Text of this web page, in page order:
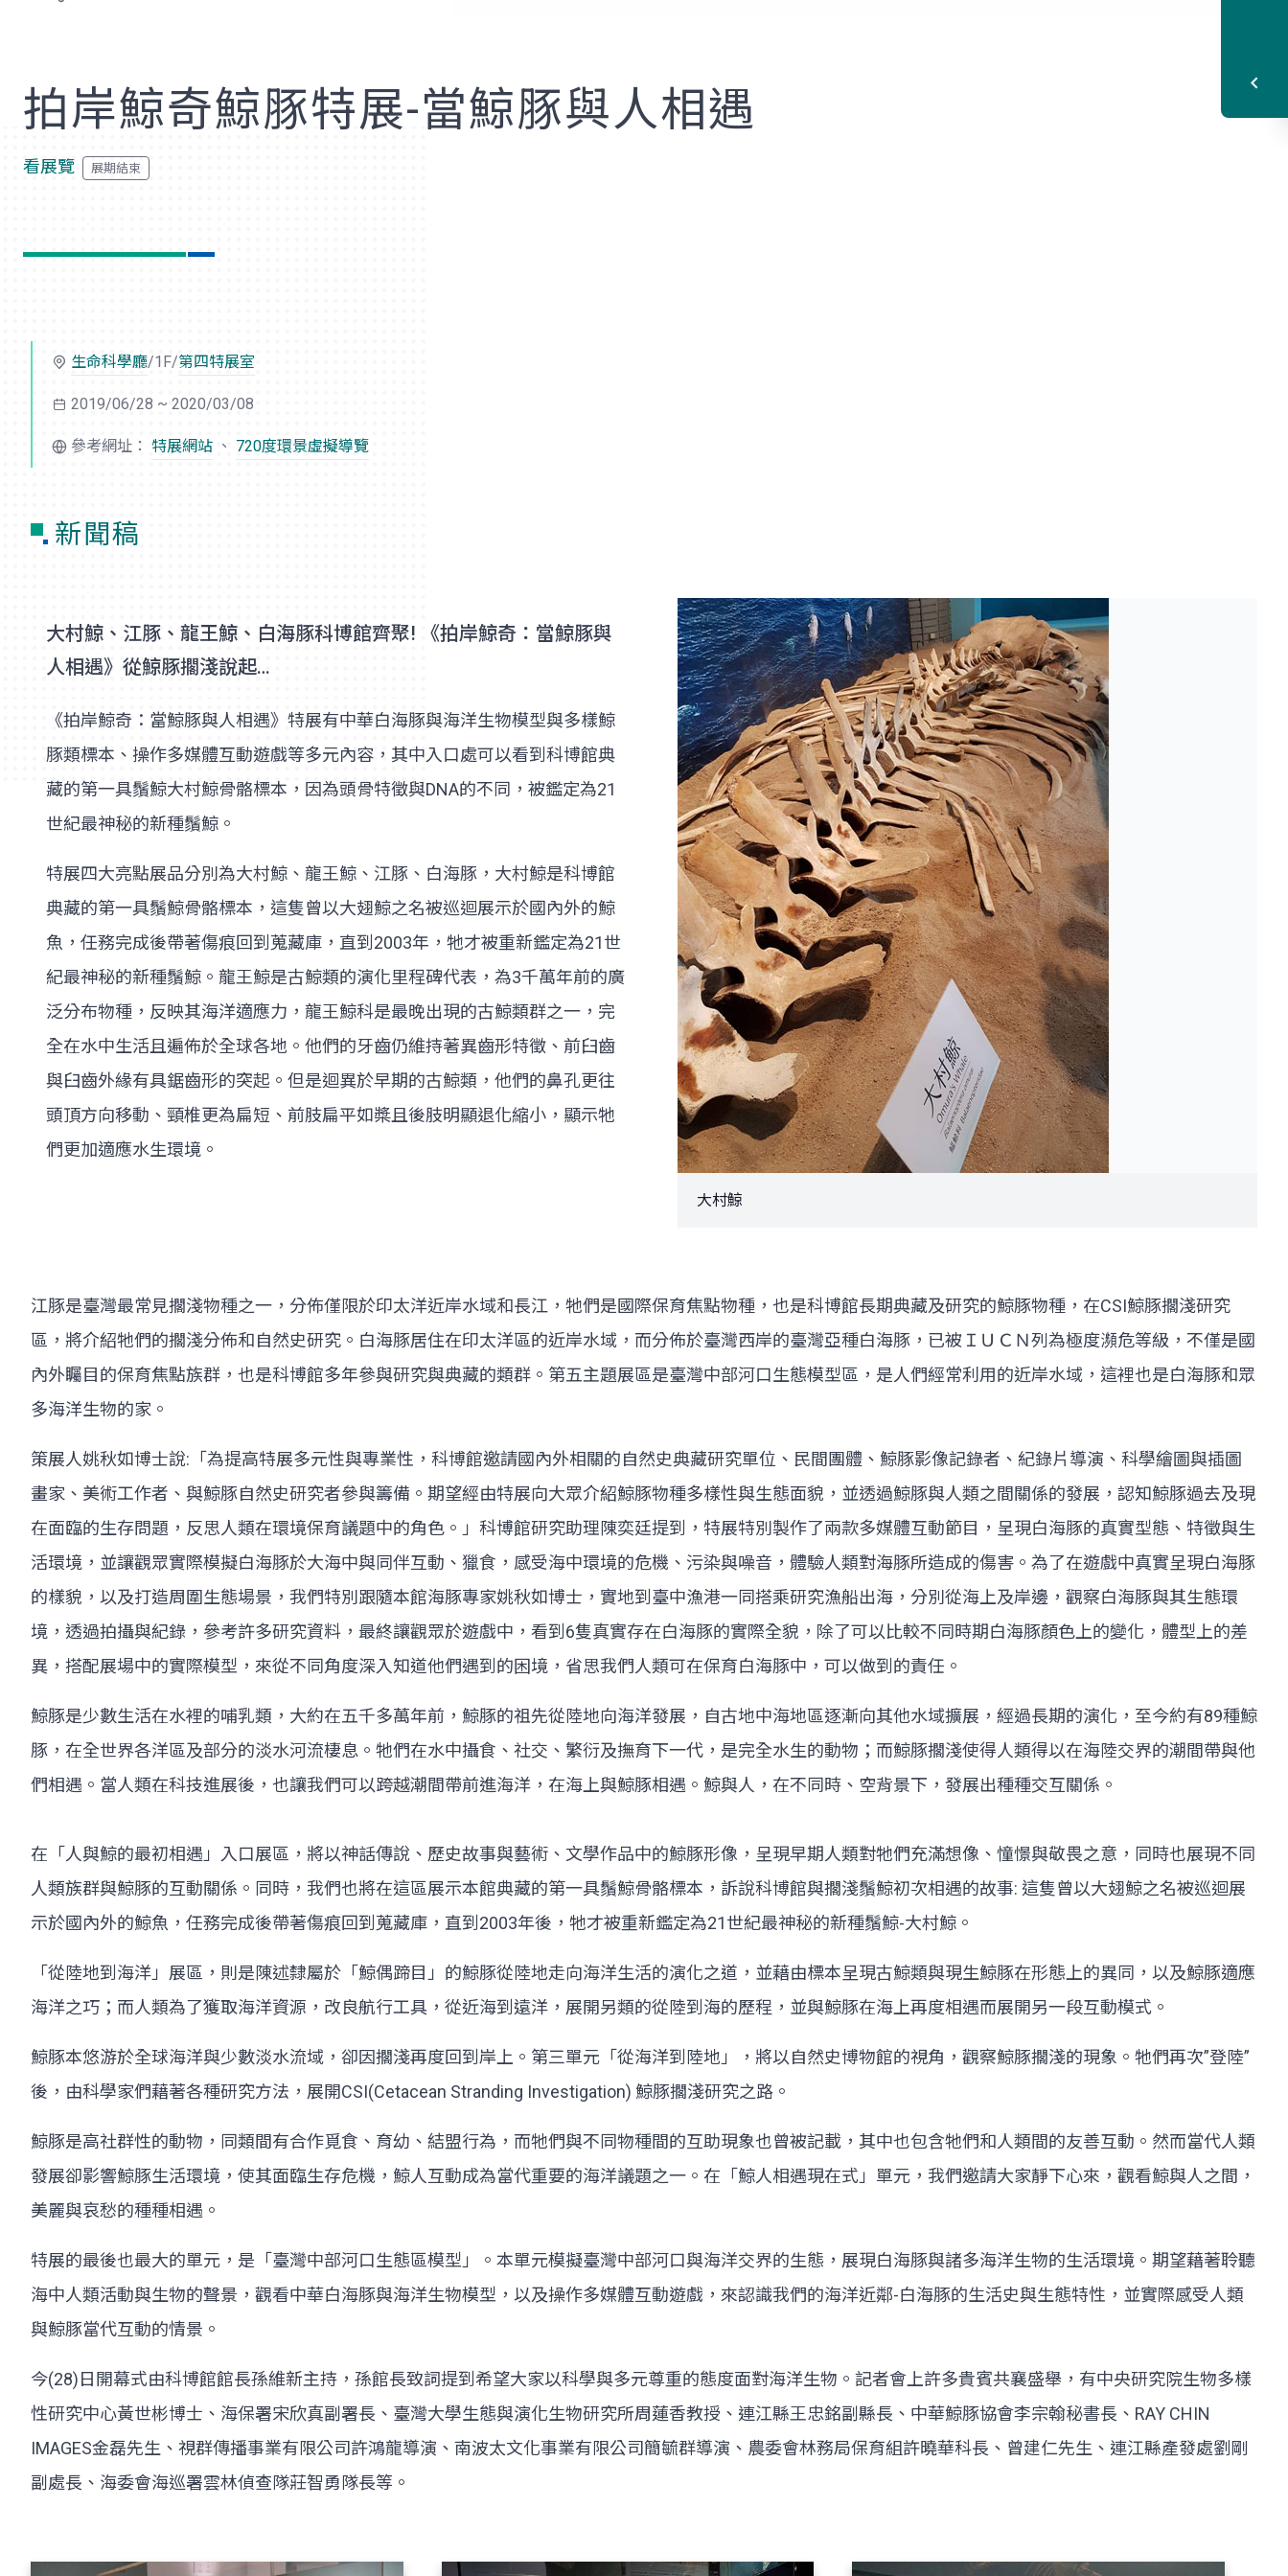
拍岸鯨奇鯨豚特展-當鯨豚與人相遇
看展覽
生命科學廳/1F/第四特展室
2019/06/28 ~ 2020/03/08
參考網址： 特展網站 、 720度環景虛擬導覽
新聞稿
大村鯨、江豚、龍王鯨、白海豚科博館齊聚! 《拍岸鯨奇：當鯨豚與
人相遇》從鯨豚擱淺說起…
《拍岸鯨奇：當鯨豚與人相遇》特展有中華白海豚與海洋生物模型與多樣鯨
豚類標本、操作多媒體互動遊戲等多元內容，其中入口處可以看到科博館典
藏的第一具鬚鯨大村鯨骨骼標本，因為頭骨特徵與DNA的不同，被鑑定為21
世紀最神秘的新種鬚鯨。
特展四大亮點展品分別為大村鯨、龍王鯨、江豚、白海豚，大村鯨是科博館
典藏的第一具鬚鯨骨骼標本，這隻曾以大翅鯨之名被巡迴展示於國內外的鯨
魚，任務完成後帶著傷痕回到蒐藏庫，直到2003年，牠才被重新鑑定為21世
紀最神秘的新種鬚鯨。龍王鯨是古鯨類的演化里程碑代表，為3千萬年前的廣
泛分布物種，反映其海洋適應力，龍王鯨科是最晚出現的古鯨類群之一，完
全在水中生活且遍佈於全球各地。他們的牙齒仍維持著異齒形特徵、前臼齒
與臼齒外緣有具鋸齒形的突起。但是迴異於早期的古鯨類，他們的鼻孔更往
頭頂方向移動、頸椎更為扁短、前肢扁平如槳且後肢明顯退化縮小，顯示牠
們更加適應水生環境。
大村鯨
江豚是臺灣最常見擱淺物種之一，分佈僅限於印太洋近岸水域和長江，牠們是國際保育焦點物種，也是科博館長期典藏及研究的鯨豚物種，在CSI鯨豚擱淺研究
區，將介紹牠們的擱淺分佈和自然史研究。白海豚居住在印太洋區的近岸水域，而分佈於臺灣西岸的臺灣亞種白海豚，已被ＩＵＣＮ列為極度瀕危等級，不僅是國
內外矚目的保育焦點族群，也是科博館多年參與研究與典藏的類群。第五主題展區是臺灣中部河口生態模型區，是人們經常利用的近岸水域，這裡也是白海豚和眾
多海洋生物的家。
策展人姚秋如博士說:「為提高特展多元性與專業性，科博館邀請國內外相關的自然史典藏研究單位、民間團體、鯨豚影像記錄者、紀錄片導演、科學繪圖與插圖
畫家、美術工作者、與鯨豚自然史研究者參與籌備。期望經由特展向大眾介紹鯨豚物種多樣性與生態面貌，並透過鯨豚與人類之間關係的發展，認知鯨豚過去及現
在面臨的生存問題，反思人類在環境保育議題中的角色。」科博館研究助理陳奕廷提到，特展特別製作了兩款多媒體互動節目，呈現白海豚的真實型態、特徵與生
活環境，並讓觀眾實際模擬白海豚於大海中與同伴互動、獵食，感受海中環境的危機、污染與噪音，體驗人類對海豚所造成的傷害。為了在遊戲中真實呈現白海豚
的樣貌，以及打造周圍生態場景，我們特別跟隨本館海豚專家姚秋如博士，實地到臺中漁港一同搭乘研究漁船出海，分別從海上及岸邊，觀察白海豚與其生態環
境，透過拍攝與紀錄，參考許多研究資料，最終讓觀眾於遊戲中，看到6隻真實存在白海豚的實際全貌，除了可以比較不同時期白海豚顏色上的變化，體型上的差
異，搭配展場中的實際模型，來從不同角度深入知道他們遇到的困境，省思我們人類可在保育白海豚中，可以做到的責任。
鯨豚是少數生活在水裡的哺乳類，大約在五千多萬年前，鯨豚的祖先從陸地向海洋發展，自古地中海地區逐漸向其他水域擴展，經過長期的演化，至今約有89種鯨
豚，在全世界各洋區及部分的淡水河流棲息。牠們在水中攝食、社交、繁衍及撫育下一代，是完全水生的動物；而鯨豚擱淺使得人類得以在海陸交界的潮間帶與他
們相遇。當人類在科技進展後，也讓我們可以跨越潮間帶前進海洋，在海上與鯨豚相遇。鯨與人，在不同時、空背景下，發展出種種交互關係。
在「人與鯨的最初相遇」入口展區，將以神話傳說、歷史故事與藝術、文學作品中的鯨豚形像，呈現早期人類對牠們充滿想像、憧憬與敬畏之意，同時也展現不同
人類族群與鯨豚的互動關係。同時，我們也將在這區展示本館典藏的第一具鬚鯨骨骼標本，訴說科博館與擱淺鬚鯨初次相遇的故事: 這隻曾以大翅鯨之名被巡迴展
示於國內外的鯨魚，任務完成後帶著傷痕回到蒐藏庫，直到2003年後，牠才被重新鑑定為21世紀最神秘的新種鬚鯨-大村鯨。
「從陸地到海洋」展區，則是陳述隸屬於「鯨偶蹄目」的鯨豚從陸地走向海洋生活的演化之道，並藉由標本呈現古鯨類與現生鯨豚在形態上的異同，以及鯨豚適應
海洋之巧；而人類為了獲取海洋資源，改良航行工具，從近海到遠洋，展開另類的從陸到海的歷程，並與鯨豚在海上再度相遇而展開另一段互動模式。
鯨豚本悠游於全球海洋與少數淡水流域，卻因擱淺再度回到岸上。第三單元「從海洋到陸地」，將以自然史博物館的視角，觀察鯨豚擱淺的現象。牠們再次”登陸”
後，由科學家們藉著各種研究方法，展開CSI(Cetacean Stranding Investigation) 鯨豚擱淺研究之路。
鯨豚是高社群性的動物，同類間有合作覓食、育幼、結盟行為，而牠們與不同物種間的互助現象也曾被記載，其中也包含牠們和人類間的友善互動。然而當代人類
發展卻影響鯨豚生活環境，使其面臨生存危機，鯨人互動成為當代重要的海洋議題之一。在「鯨人相遇現在式」單元，我們邀請大家靜下心來，觀看鯨與人之間，
美麗與哀愁的種種相遇。
特展的最後也最大的單元，是「臺灣中部河口生態區模型」。本單元模擬臺灣中部河口與海洋交界的生態，展現白海豚與諸多海洋生物的生活環境。期望藉著聆聽
海中人類活動與生物的聲景，觀看中華白海豚與海洋生物模型，以及操作多媒體互動遊戲，來認識我們的海洋近鄰-白海豚的生活史與生態特性，並實際感受人類
與鯨豚當代互動的情景。
今(28)日開幕式由科博館館長孫維新主持，孫館長致詞提到希望大家以科學與多元尊重的態度面對海洋生物。記者會上許多貴賓共襄盛舉，有中央研究院生物多樣
性研究中心黃世彬博士、海保署宋欣真副署長、臺灣大學生態與演化生物研究所周蓮香教授、連江縣王忠銘副縣長、中華鯨豚協會李宗翰秘書長、RAY CHIN
IMAGES金磊先生、視群傳播事業有限公司許鴻龍導演、南波太文化事業有限公司簡毓群導演、農委會林務局保育組許曉華科長、曾建仁先生、連江縣產發處劉剛
副處長、海委會海巡署雲林偵查隊莊智勇隊長等。